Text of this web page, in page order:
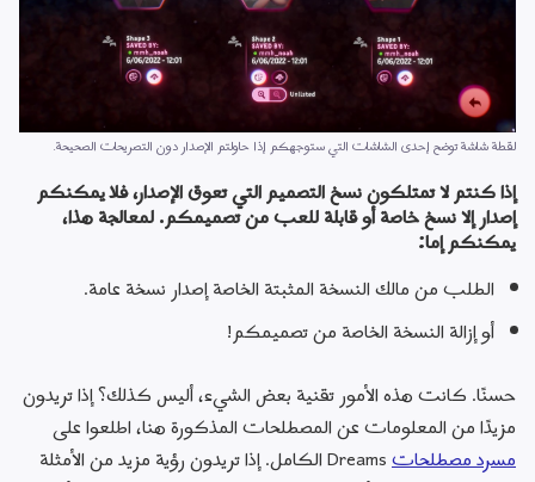
لقطة شاشة توضح إحدى الشاشات التي ستوجهكم إذا حاولتم الإصدار دون التصريحات الصحيحة.
يمكنكم إما:
الطلب من مالك النسخة المثبتة الخاصة إصدار نسخة عامة.
أو إزالة النسخة الخاصة من تصميمكم!
مزيدًا من المعلومات عن المصطلحات المذكورة هنا، اطلعوا على
مسرد مصطلحات